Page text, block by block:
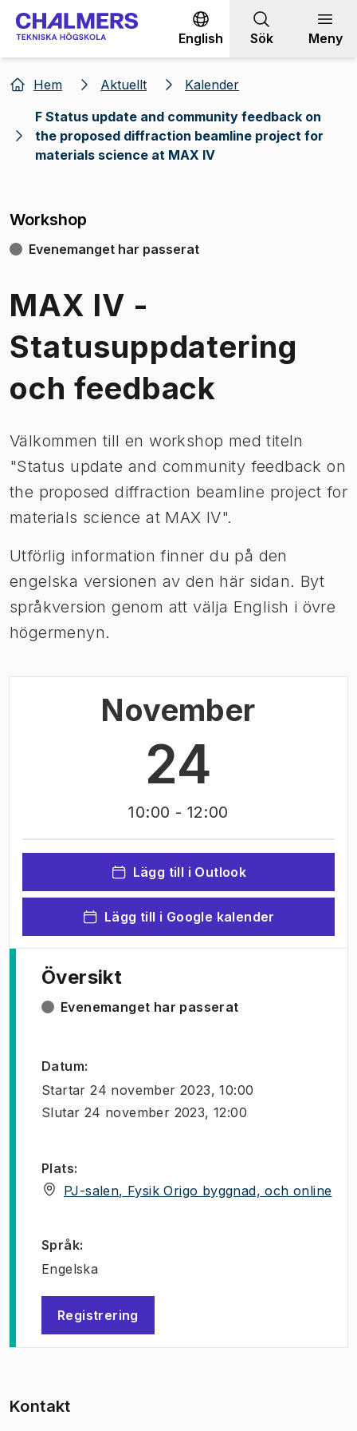
Gå till innehållet
English Sök Meny
Hem Aktuellt
Kalender
F Status update and community feedback on
the proposed diffraction beamline project for
materials science at MAX IV
Workshop
Evenemanget har passerat
MAX IV -
Statusuppdatering
och feedback
Välkommen till en workshop med titeln
"Status update and community feedback on
the proposed diffraction beamline project for
materials science at MAX IV".
Utförlig information finner du på den
engelska versionen av den här sidan. Byt
språkversion genom att välja English i övre
högermenyn.
November
24
10:00 - 12:00
Lägg till i Outlook
Lägg till i Google kalender
Översikt
Evenemanget har passerat
Datum:
Startar 24 november 2023, 10:00
Slutar 24 november 2023, 12:00
Plats:
PJ-salen, Fysik Origo byggnad, och online(
Språk:
Engelska
Registrering
( Öppnas i ny flik
Kontakt